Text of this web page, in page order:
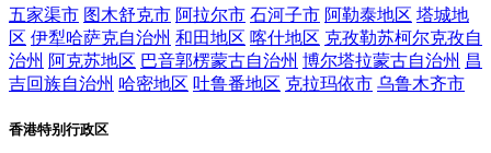
五家渠市 图木舒克市 阿拉尔市 石河子市 阿勒泰地区 塔城地
区 伊犁哈萨克自治州 和田地区 喀什地区 克孜勒苏柯尔克孜自
治州 阿克苏地区 巴音郭楞蒙古自治州 博尔塔拉蒙古自治州 昌
吉回族自治州 哈密地区 吐鲁番地区 克拉玛依市 乌鲁木齐市
香港特别行政区